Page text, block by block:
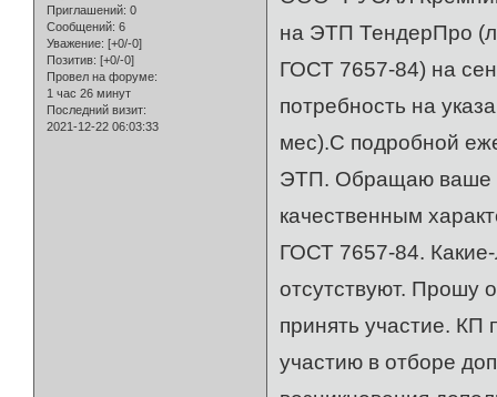
Приглашений: 0
Сообщений: 6
Уважение: [+0/-0]
Позитив: [+0/-0]
Провел на форуме:
1 час 26 минут
Последний визит:
2021-12-22 06:03:33
на ЭТП ТендерПро
ГОСТ 7657-84) на
потребность на
мес).С подробной
ЭТП. Обращаю ваше
качественным
ГОСТ 7657-84.
отсутствуют. Прошу
принять участие.
участию в отборе